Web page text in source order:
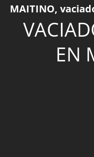
MAITINO,
EN